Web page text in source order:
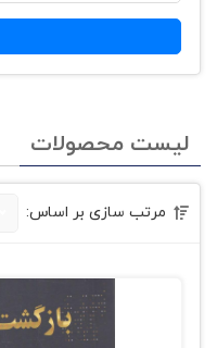
لیست محصولات
مرتب سازی بر اساس: